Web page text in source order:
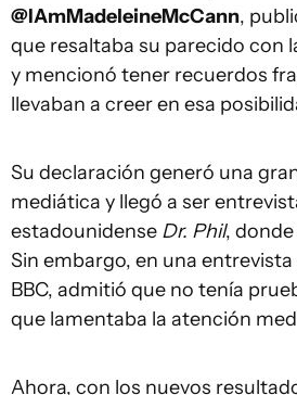
@IAmMadeleineMcCann,
que resaltaba su parecido con
y mencionó tener recuerdos
llevaban a creer en esa
Su declaración generó una
mediática y llegó a ser
estadounidense Dr. Phil,
Sin embargo, en una
BBC, admitió que no tenía
que lamentaba la atención
Ahora, con los nuevos